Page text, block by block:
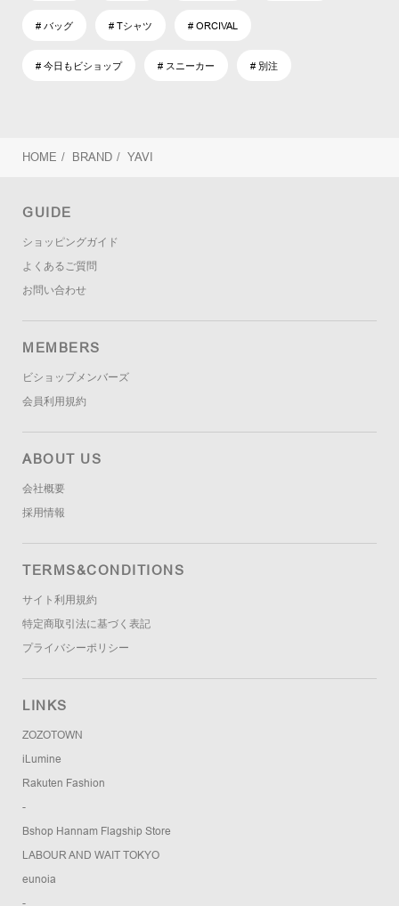
# バッグ # Tシャツ # ORCIVAL
# 今日もビショップ # スニーカー # 別注
HOME / BRAND / YAVI
GUIDE
ショッピングガイド
よくあるご質問
お問い合わせ
MEMBERS
ビショップメンバーズ
会員利用規約
ABOUT US
会社概要
採用情報
TERMS&CONDITIONS
サイト利用規約
特定商取引法に基づく表記
プライバシーポリシー
LINKS
ZOZOTOWN
iLumine
Rakuten Fashion
-
Bshop Hannam Flagship Store
LABOUR AND WAIT TOKYO
eunoia
-